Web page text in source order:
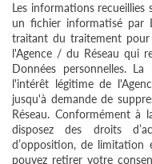
Les informations recueillies
un fichier informatisé par
traitant du traitement
l'Agence / du Réseau qui
Données personnelles.
l'intérêt légitime de
jusqu'à demande de
Réseau. Conformément
disposez des droits
d’opposition, de limitation
pouvez retirer votre